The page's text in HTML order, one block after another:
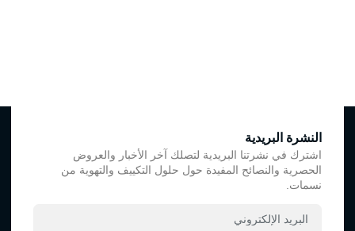
النشرة البريدية
اشترك في نشرتنا البريدية لتصلك آخر الأخبار والعروض
الحصرية والنصائح المفيدة حول حلول التكييف والتهوية من
نسمات.